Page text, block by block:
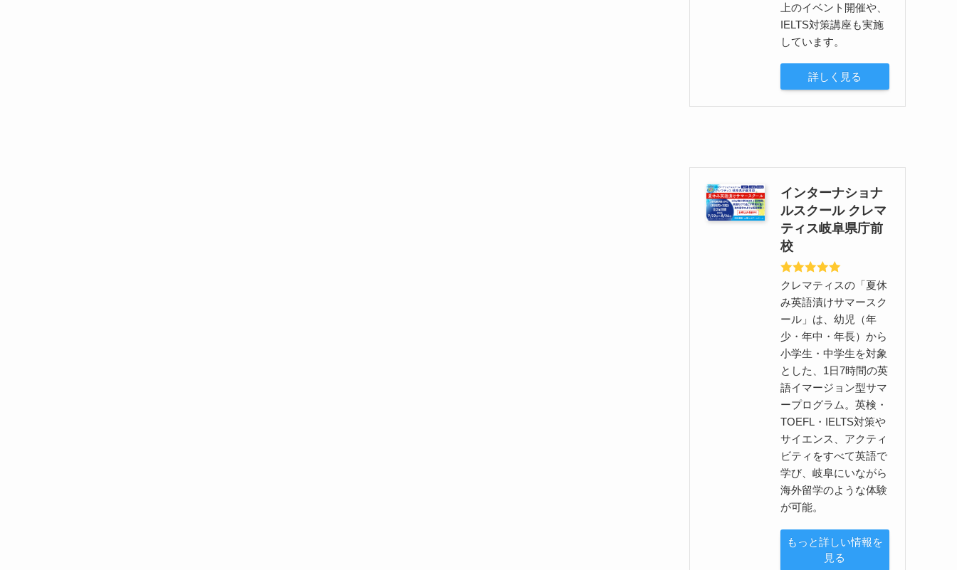
上のイベント開催や、
IELTS対策講座も実施
しています。
詳しく見る
インターナショナ
ルスクール クレマ
ティス岐阜県庁前
校
クレマティスの「夏休
み英語漬けサマースク
ール」は、幼児（年
少・年中・年長）から
小学生・中学生を対象
とした、1日7時間の英
語イマージョン型サマ
ープログラム。英検・
TOEFL・IELTS対策や
サイエンス、アクティ
ビティをすべて英語で
学び、岐阜にいながら
海外留学のような体験
が可能。
もっと詳しい情報を
見る